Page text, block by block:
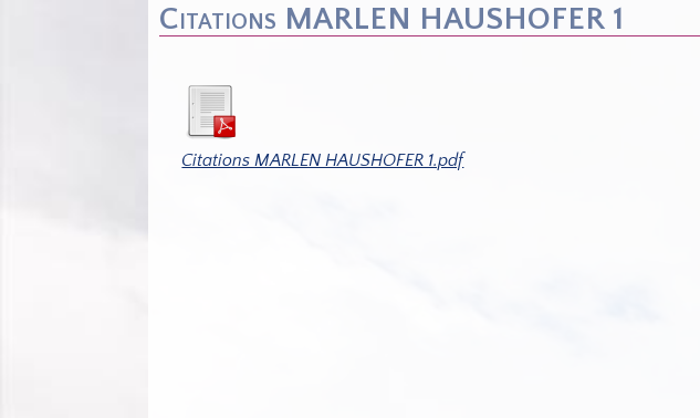
Citations MARLEN HAUSHOFER 1
Citations MARLEN HAUSHOFER 1.pdf